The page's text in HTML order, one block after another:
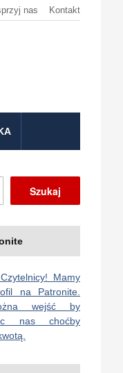
nas Kontakt
Szukaj
Mamy
na Patronite.
wejść by
nas choćby